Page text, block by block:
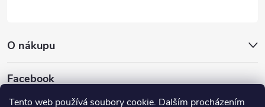
Tento web používá soubory cookie. Dalším procházením
O nákupu
Facebook